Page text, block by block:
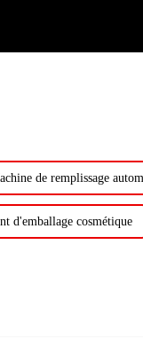
de remplissage
d'emballage cosmétique